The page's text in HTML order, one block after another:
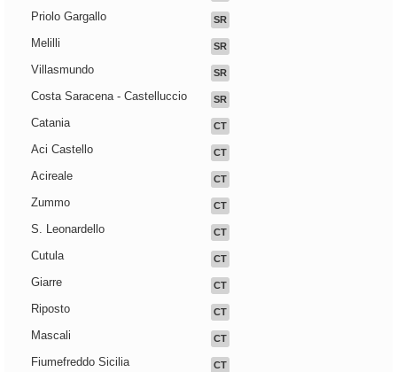
Priolo Gargallo SR
Melilli SR
Villasmundo SR
Costa Saracena - Castelluccio SR
Catania CT
Aci Castello CT
Acireale CT
Zummo CT
S. Leonardello CT
Cutula CT
Giarre CT
Riposto CT
Mascali CT
Fiumefreddo Sicilia CT